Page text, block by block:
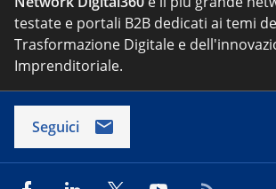
testate e portali B2B dedicati ai temi
Trasformazione Digitale e
Imprenditoriale.
Seguici